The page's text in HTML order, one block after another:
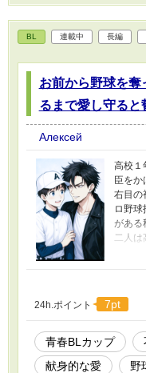
BL 連載中 長編
お前から野球を奪
るまで愛し守ると
Алексей
高校１
臣をか
右目の
ロ野
がある
二人
に進
馬は
盲にな
全てを
少しず
と冬馬
とする
24h.ポイント 7pt
青春BLカップ​
献身的な愛
野